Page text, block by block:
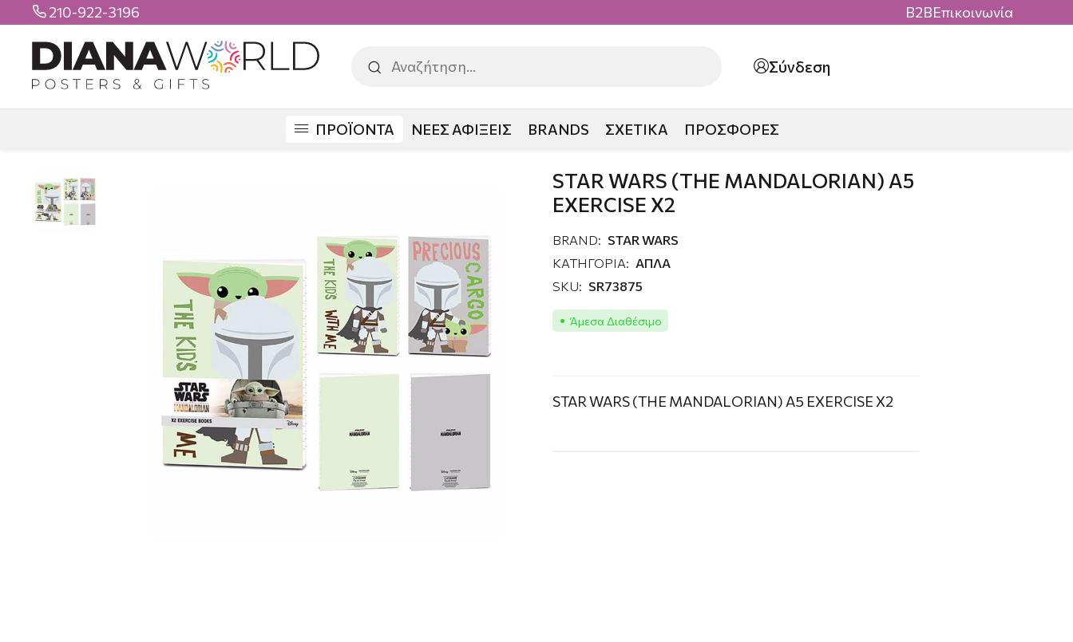
 210-922-3196 B2BΕπικοινωνία
Σύνδεση
ΠΡΟΪΟΝΤΑ ΝΕΕΣ ΑΦΙΞΕΙΣ BRANDS ΣΧΕΤΙΚΑ ΠΡΟΣΦΟΡΕΣ
STAR WARS (THE MANDALORIAN) A5
EXERCISE X2
BRAND: STAR WARS
ΚΑΤΗΓΟΡΙΑ: ΑΠΛΑ
SKU: SR73875
Άμεσα Διαθέσιμο
STAR WARS (THE MANDALORIAN) A5 EXERCISE X2